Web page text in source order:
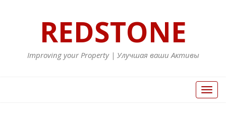
REDSTONE
Improving your Property | Улучшая ваши Активы
Вкл/
Выкл